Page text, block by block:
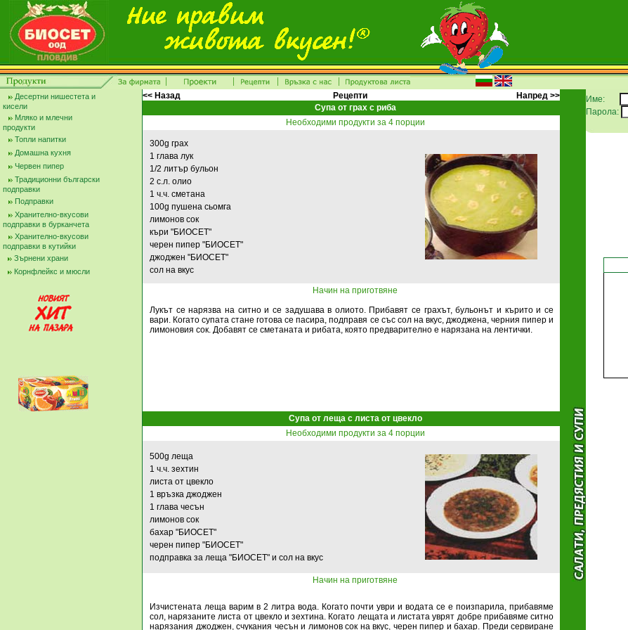
Десертни нишестета и
кисели
Мляко и млечни
продукти
Топли напитки
Домашна кухня
Червен пипер
Традиционни български
подправки
Подправки
Хранително-вкусови
подправки в бурканчета
Хранително-вкусови
подправки в кутийки
Зърнени храни
Корнфлейкс и мюсли
<< Назад Рецепти
Напред >>
Супа от грах с риба
Необходими продукти за 4 порции
300g грах
1 глава лук
1/2 литър бульон
2 с.л. олио
1 ч.ч. сметана
100g пушена сьомга
лимонов сок
къри "БИОСЕТ"
черен пипер "БИОСЕТ"
джоджен "БИОСЕТ"
сол на вкус
Начин на приготвяне
Лукът се нарязва на ситно и се задушава в олиото. Прибавят се грахът, бульонът и кърито и се
вари. Когато супата стане готова се пасира, подправя се със сол на вкус, джоджена, черния пипер и
лимоновия сок. Добавят се сметаната и рибата, която предварително е нарязана на лентички.
Супа от леща с листа от цвекло
Необходими продукти за 4 порции
500g леща
1 ч.ч. зехтин
листа от цвекло
1 връзка джоджен
1 глава чесън
лимонов сок
бахар "БИОСЕТ"
черен пипер "БИОСЕТ"
подправка за леща "БИОСЕТ" и сол на вкус
Начин на приготвяне
Изчистената леща варим в 2 литра вода. Когато почти уври и водата се е поизпарила, прибавяме
сол, нарязаните листа от цвекло и зехтина. Когато лещата и листата уврят добре прибавяме ситно
нарязания джоджен, счукания чесън и лимонов сок на вкус, черен пипер и бахар. Преди сервиране
Име:
Парола: